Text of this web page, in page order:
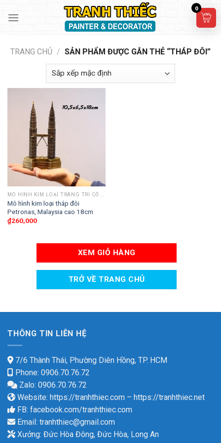
TRANG CHỦ / SẢN PHẨM ĐƯỢC GẮN THẺ “THÁP ĐÔI”
Mô hình kim loại tháp đôi
Petronas, Malaysia cao 18cm
₫260,000
XEM GIỎ HÀNG
TRỞ VỀ TRANG CHỦ
THÔNG TIN LIÊN HỆ
7/6 Thành Thái, Phường Diên Hồng, TP. HCM
Phone: 0906.70.76.72
Zalo: 0906.70.76.72
Website: https://tranhthiec.com – https://tranhthiec.net
FB: facebook.com/tranhthiec.com
Email: tranhthiec@gmail.com
Xưởng: Đức Hòa Đông, Đức Hòa, Long An
0